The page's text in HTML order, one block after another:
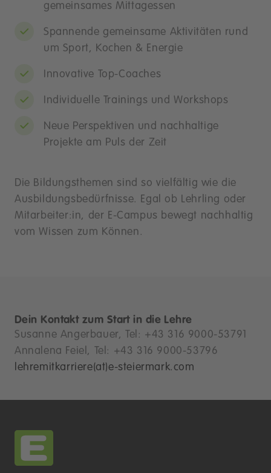
gemeinsames Mittagessen
Spannende gemeinsame Aktivitäten rund
um Sport, Kochen & Energie
Innovative Top-Coaches
Individuelle Trainings und Workshops
Neue Perspektiven und nachhaltige
Projekte am Puls der Zeit
Die Bildungsthemen sind so vielfältig wie die
Ausbildungsbedürfnisse. Egal ob Lehrling oder
Mitarbeiter:in, der E-Campus bewegt nachhaltig
vom Wissen zum Können.
Dein Kontakt zum Start in die Lehre
Susanne Angerbauer, Tel: +43 316 9000-53791
Annalena Feiel, Tel: +43 316 9000-53796
lehremitkarriere(at)e-steiermark.com